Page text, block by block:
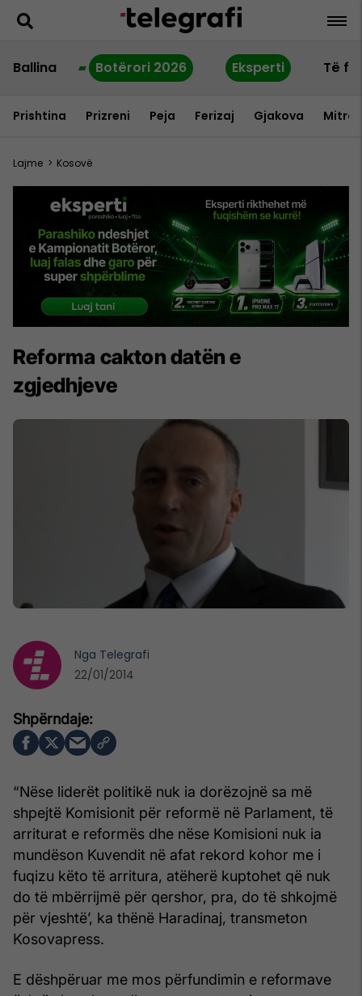
Ballina Botërori 2026 Eksperti Të
Prishtina Prizreni Peja Ferizaj Gjakova
Lajme > Kosovë
Reforma cakton datën e
zgjedhjeve
“Nëse liderët politikë nuk ia dorëzojnë sa më
shpejtë Komisionit për reformë në Parlament, të
arriturat e reformës dhe nëse Komisioni nuk ia
mundëson Kuvendit në afat rekord kohor me i
fuqizu këto të arritura, atëherë kuptohet që nuk
do të mbërrijmë për qershor, pra, do të shkojmë
për vjeshtë’, ka thënë Haradinaj, transmeton
Kosovapress.
E dëshpëruar me mos përfundimin e reformave
Nga Telegrafi
22/01/2014